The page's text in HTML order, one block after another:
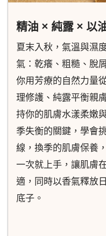
精油 × 純露 × 以
夏末入秋，氣溫與濕
氣：乾癢、粗糙、脫
你用芳療的自然力量
理修護、純露平衡親
持你的肌膚水漾柔嫩
季失衡的關鍵，學會
線，換季的肌膚保養
一次就上手，讓肌膚
適，同時以香氣釋放
底子。